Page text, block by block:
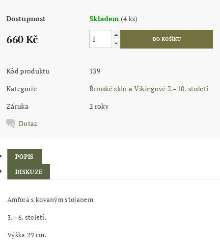
Dostupnost Skladem (4 ks)
660 Kč
Kód produktu
139
Kategorie
Římské sklo a Vikingové 2.–10. století
Záruka
2 roky
Dotaz
POPIS
DISKUZE
Amfora s kovaným stojanem
3. - 6. století.
Výška 29 cm.